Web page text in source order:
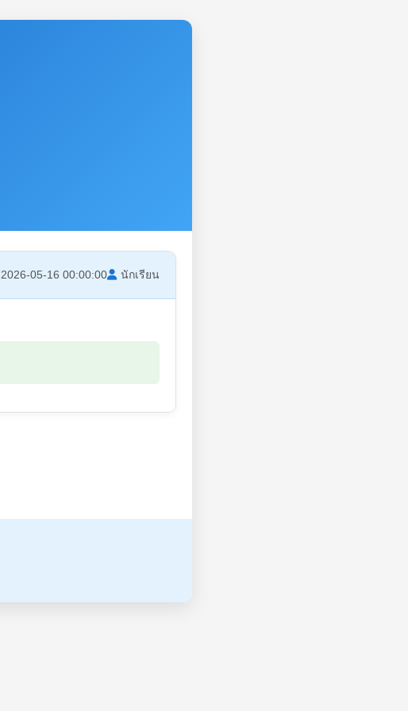
2026-05-16 00:00:00 นักเรียน